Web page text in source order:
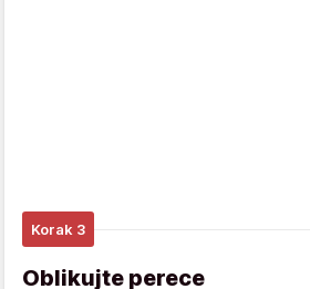
Korak 3
Oblikujte perece